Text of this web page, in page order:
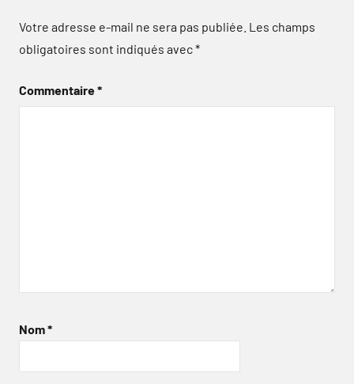
Votre adresse e-mail ne sera pas publiée. Les champs
obligatoires sont indiqués avec*
Commentaire*
Nom*